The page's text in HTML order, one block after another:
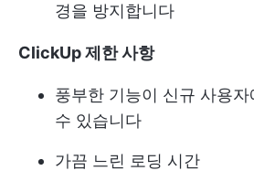
경을 방지합니다
ClickUp 제한 사항
풍부한 기능이 신규 사용
수 있습니다
가끔 느린 로딩 시간